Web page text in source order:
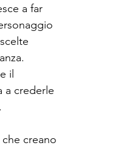
a far
il
a crederle
creano